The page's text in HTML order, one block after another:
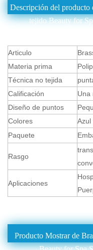
Descripción del producto
tejido Beauty for
Articulo
Materia prima
Técnica no tejida
Calificación
Una
Diseño de puntos
Colores
Azul
Paquete
Rasgo
Aplicaciones
Producto Mostrar de